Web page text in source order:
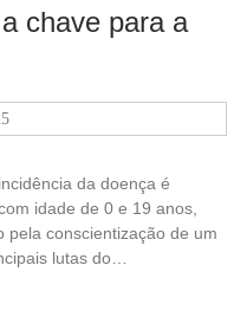
chave para a
da doença é
idade de 0 e 19 anos,
pela conscientização de um
lutas do…